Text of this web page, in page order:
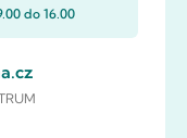
do 16.00